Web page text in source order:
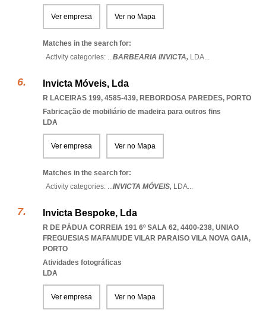
Ver empresa Ver no Mapa
Matches in the search for:
Activity categories: ...BARBEARIA INVICTA, LDA...
Invicta Móveis, Lda
R LACEIRAS 199, 4585-439, REBORDOSA PAREDES, PORTO
Fabricação de mobiliário de madeira para outros fins
LDA
Ver empresa Ver no Mapa
Matches in the search for:
Activity categories: ...INVICTA MÓVEIS, LDA...
Invicta Bespoke, Lda
R DE PÁDUA CORREIA 191 6º SALA 62, 4400-238, UNIAO
FREGUESIAS MAFAMUDE VILAR PARAISO VILA NOVA GAIA,
PORTO
Atividades fotográficas
LDA
Ver empresa Ver no Mapa